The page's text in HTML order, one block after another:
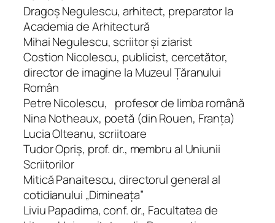
Dragoş Negulescu, arhitect, preparator la
Academia de Arhi­tectu­ră
Mihai Negulescu, scriitor şi ziarist
Costion Nicolescu, publicist, cercetător,
director de imagi­ne la Muzeul Ţăra­nului
Român
Petre Nicolescu, profesor de limba română
Nina Notheaux, poetă (din Rouen, Franţa)
Lucia Olteanu, scriitoare
Tudor Opriş, prof. dr., membru al Uniunii
Scriitorilor
Mitică Panaitescu, directorul general al
cotidianului „Dimi­neaţa”
Liviu Papadima, conf. dr., Facultatea de